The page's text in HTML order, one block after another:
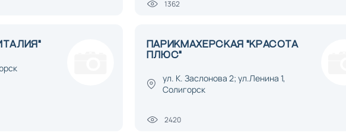
1362
ПАРИКМАХЕРСКАЯ "КРАСОТА
ПЛЮС"
ул. К. Заслонова 2; ул.Ленина 1,
Солигорск
2420